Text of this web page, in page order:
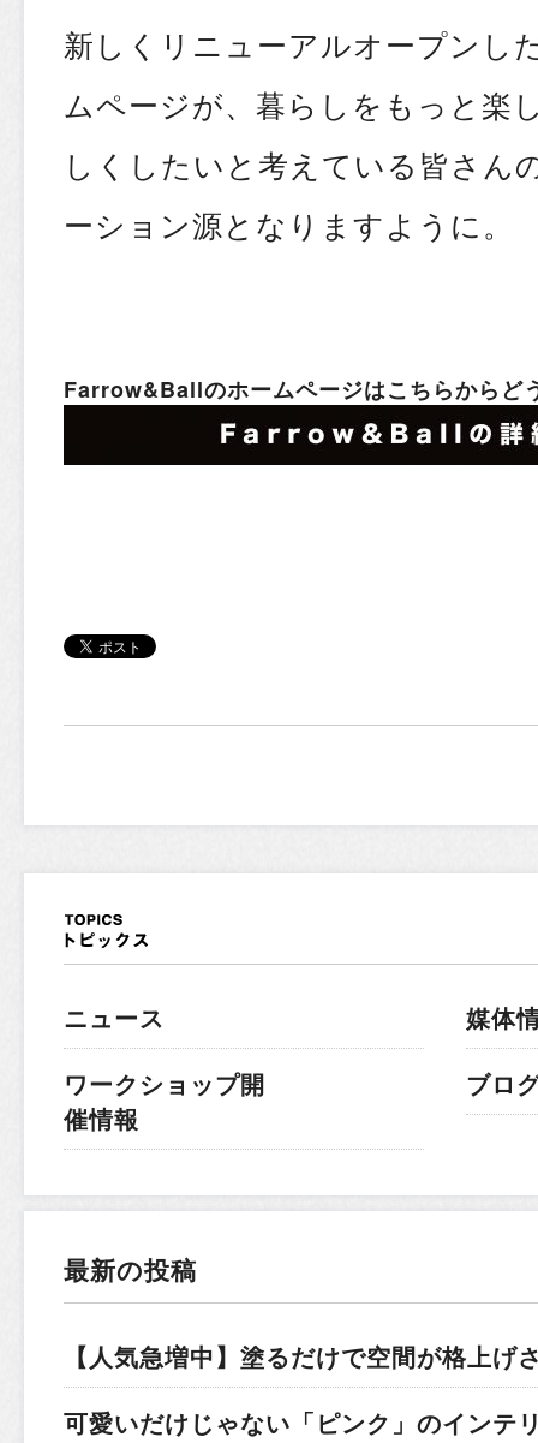
新しくリニューアルオープンし
ムページが、暮らしをもっと楽
しくしたいと考えている皆さん
ーション源となりますように。
Farrow&Ballのホームページはこちらからど
ニュース
ワークショップ開
催情報
媒体
ブロ
最新の投稿
【人気急増中】塗るだけで空間が格上げ
可愛いだけじゃない「ピンク」のインテ